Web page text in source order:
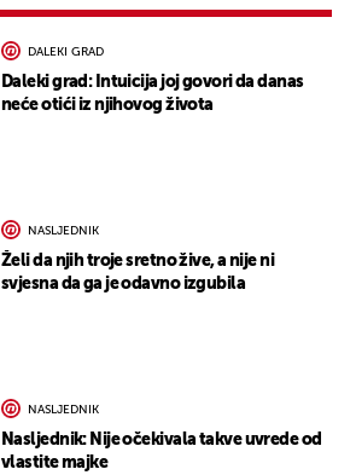
DALEKI GRAD
Daleki grad: Intuicija joj govori da danas
neće otići iz njihovog života
NASLJEDNIK
Želi da njih troje sretno žive, a nije ni
svjesna da ga je odavno izgubila
NASLJEDNIK
Nasljednik: Nije očekivala takve uvrede od
vlastite majke